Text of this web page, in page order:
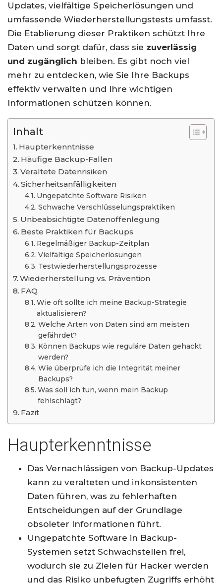
Updates, vielfältige Speicherlösungen und
umfassende Wiederherstellungstests umfasst.
Die Etablierung dieser Praktiken schützt Ihre
Daten und sorgt dafür, dass sie zuverlässig
und zugänglich bleiben. Es gibt noch viel
mehr zu entdecken, wie Sie Ihre Backups
effektiv verwalten und Ihre wichtigen
Informationen schützen können.
Inhalt
Haupterkenntnisse
Häufige Backup-Fallen
Veraltete Datenrisiken
Sicherheitsanfälligkeiten
Ungepatchte Software Risiken
Schwache Verschlüsselungspraktiken
Unbeabsichtigte Datenoffenlegung
Beste Praktiken für Backups
Regelmäßiger Backup-Zeitplan
Vielfältige Speicherlösungen
Testwiederherstellungsprozesse
Wiederherstellung vs. Prävention
FAQ
Wie oft sollte ich meine Backup-Strategie
aktualisieren?
Welche Arten von Daten sind am meisten
gefährdet?
Können Backups wie reguläre Daten gehackt
werden?
Wie überprüfe ich die Integrität meiner
Backups?
Was soll ich tun, wenn mein Backup
fehlschlägt?
Fazit
Haupterkenntnisse
Das Vernachlässigen von Backup-Updates
kann zu veralteten und inkonsistenten
Daten führen, was zu fehlerhaften
Entscheidungen auf der Grundlage
obsoleter Informationen führt.
Ungepatchte Software in Backup-
Systemen setzt Schwachstellen frei,
wodurch sie zu Zielen für Hacker werden
und das Risiko unbefugten Zugriffs erhöht